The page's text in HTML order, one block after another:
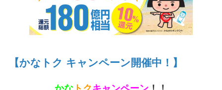
【かなトク キャンペーン開催中！】